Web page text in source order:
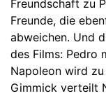
Freundschaft zu
Freunde, die
abweichen. Und
des Films: Pedro
Napoleon wird
Gimmick verteilt